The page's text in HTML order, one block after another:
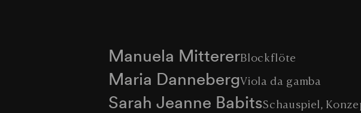
Manuela MittererBlockflöte
Maria DannebergViola da gamba
Sarah Jeanne BabitsSchauspiel,